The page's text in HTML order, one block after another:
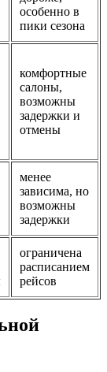
особенно в
пики сезона
комфортные
салоны,
возможны
задержки и
отмены
менее
зависима, но
возможны
задержки
ограничена
расписанием
рейсов